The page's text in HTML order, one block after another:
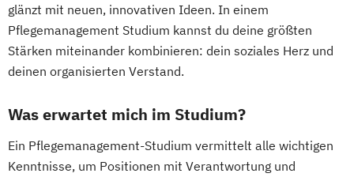
glänzt mit neuen, innovativen Ideen. In einem
Pflegemanagement Studium kannst du deine größten
Stärken miteinander kombinieren: dein soziales Herz und
deinen organisierten Verstand.
Was erwartet mich im Studium?
Ein Pflegemanagement-Studium vermittelt alle wichtigen
Kenntnisse, um Positionen mit Verantwortung und